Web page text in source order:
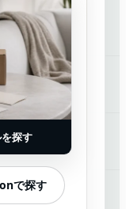
探す
で探す